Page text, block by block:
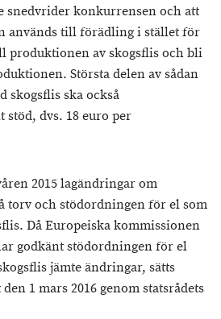
snedvrider konkurrensen och att
används till förädling i stället för
produktionen av skogsflis och bli
Största delen av sådan
skogsflis ska också
dvs. 18 euro per
2015 lagändringar om
torv och stödordningen för el som
Då Europeiska kommissionen
godkänt stödordningen för el
jämte ändringar, sätts
1 mars 2016 genom statsrådets